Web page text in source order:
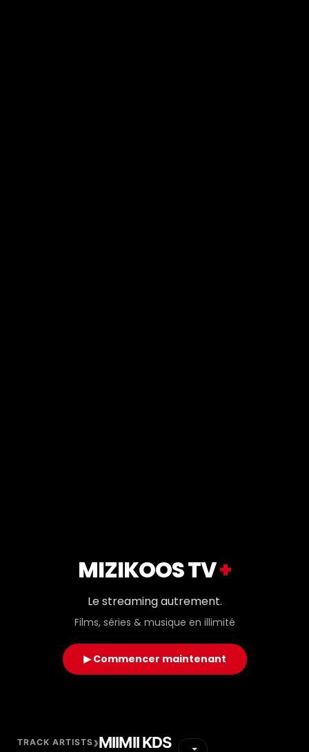
MIZIKOOS TV+
Le streaming autrement.
Films, séries & musique en illimité
▶ Commencer maintenant
TRACK ARTISTS›MIIMII KDS